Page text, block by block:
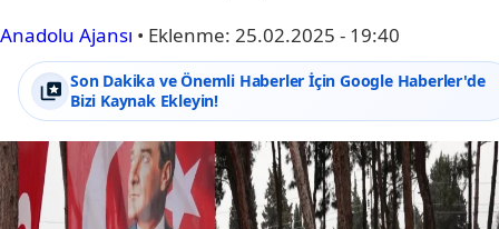
Anadolu Ajansı • Eklenme: 25.02.2025 - 19:40
Son Dakika ve Önemli Haberler İçin Google Haberler'de
Bizi Kaynak Ekleyin!